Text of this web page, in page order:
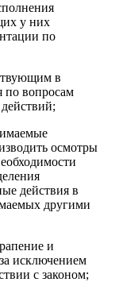
у них
по
в
по вопросам
осмотры
действия в
другими
и
исключением
с законом;